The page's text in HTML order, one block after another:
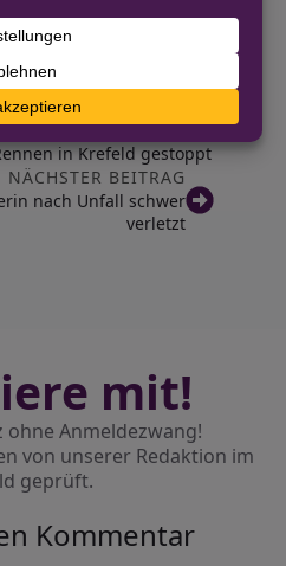
in Krefeld gestoppt
NÄCHSTER BEITRAG
nach Unfall schwer
verletzt
mit!
Anmeldezwang!
von unserer Redaktion im
geprüft.
Kommentar